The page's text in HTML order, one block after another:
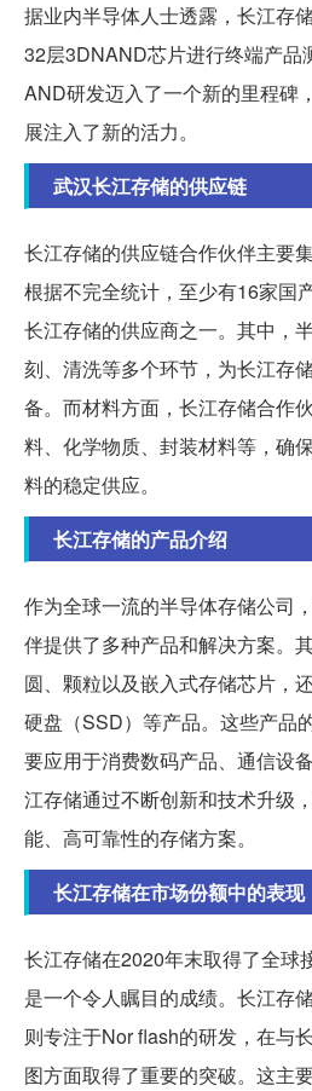
据业内半导体人士透露，长江存
32层3DNAND芯片进行终端产品
AND研发迈入了一个新的里程碑
展注入了新的活力。
武汉长江存储的供应链
长江存储的供应链合作伙伴主要
根据不完全统计，至少有16家国
长江存储的供应商之一。其中，
刻、清洗等多个环节，为长江存
备。而材料方面，长江存储合作
料、化学物质、封装材料等，确
料的稳定供应。
长江存储的产品介绍
作为全球一流的半导体存储公司
伴提供了多种产品和解决方案。
圆、颗粒以及嵌入式存储芯片，
硬盘（SSD）等产品。这些产品
要应用于消费数码产品、通信设
江存储通过不断创新和技术升级
能、高可靠性的存储方案。
长江存储在市场份额中的表现
长江存储在2020年末取得了全球
是一个令人瞩目的成绩。长江存
则专注于Nor flash的研发，在与
图方面取得了重要的突破。这主